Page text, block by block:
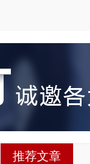
推荐文章